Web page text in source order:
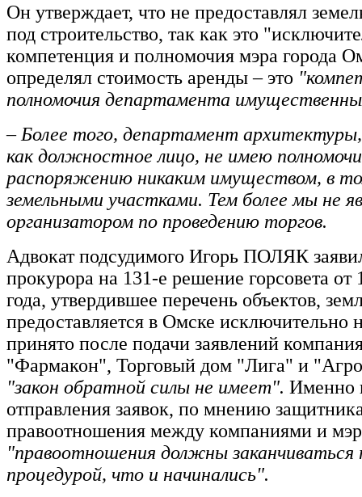
Он утверждает, что не предоставлял
под строительство, так как это
компетенция и полномочия мэра города
определял стоимость аренды – это
полномочия департамента
– Более того, департамент
как должностное лицо, не имею
распоряжению никаким имуществом, в
земельными участками. Тем более мы не
организатором по проведению торгов.
Адвокат подсудимого Игорь ПОЛЯК
прокурора на 131-е решение горсовета
года, утвердившее перечень объектов,
предоставляется в Омске исключительно
принято после подачи заявлений
"Фармакон", Торговый дом "Лига" и
"закон обратной силы не имеет". Именно
отправления заявок, по мнению
правоотношения между компаниями и
"правоотношения должны
процедурой, что и начинались".